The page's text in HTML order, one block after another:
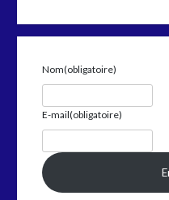
Nom(obligatoire)
E-mail(obligatoire)